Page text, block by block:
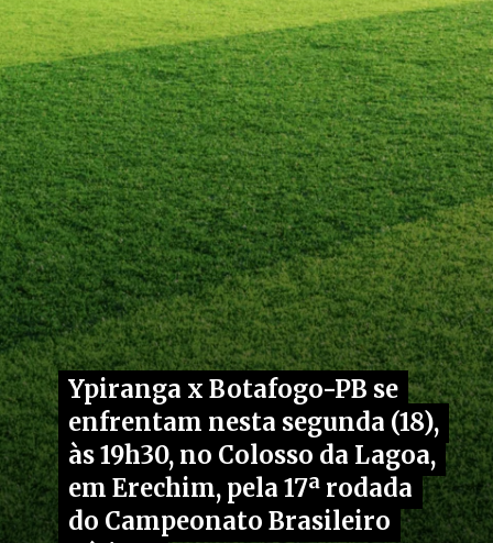
Ypiranga x Botafogo-PB se
enfrentam nesta segunda (18),
às 19h30, no Colosso da Lagoa,
em Erechim, pela 17ª rodada
do Campeonato Brasileiro
Ypiranga x Botafogo-PB se
enfrentam nesta segunda (18),
às 19h30, no Colosso da Lagoa,
em Erechim, pela 17ª rodada
do Campeonato Brasileiro